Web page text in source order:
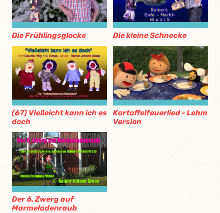
Die Frühlingsglocke Die kleine Schnecke
(67) Vielleicht kann ich es
doch
Kartoffelfeuerlied - Lehm
Version
Der 6. Zwerg auf
Marmeladenraub